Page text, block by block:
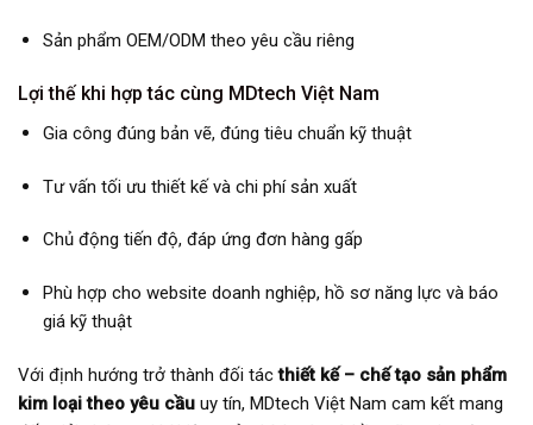
Sản phẩm OEM/ODM theo yêu cầu riêng
Lợi thế khi hợp tác cùng MDtech Việt Nam
Gia công đúng bản vẽ, đúng tiêu chuẩn kỹ thuật
Tư vấn tối ưu thiết kế và chi phí sản xuất
Chủ động tiến độ, đáp ứng đơn hàng gấp
Phù hợp cho website doanh nghiệp, hồ sơ năng lực và báo
giá kỹ thuật
Với định hướng trở thành đối tácthiết kế – chế tạo sản phẩm
kim loại theo yêu cầu uy tín, MDtech Việt Nam cam kết mang